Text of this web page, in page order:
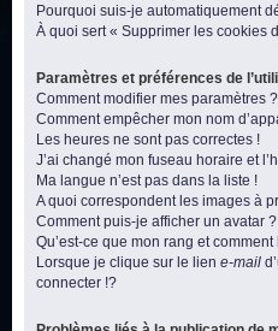
Pourquoi suis-je automatiquement
À quoi sert « Supprimer les cookies
Paramètres et préférences de
Comment modifier mes paramètres ?
Comment empêcher mon nom
Les heures ne sont pas correctes !
J’ai changé mon fuseau horaire et
Ma langue n’est pas dans la liste !
A quoi correspondent les images à
Comment puis-je afficher un avatar ?
Qu’est-ce que mon rang et
Lorsque je clique sur le lien e-mail
connecter !?